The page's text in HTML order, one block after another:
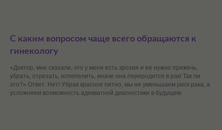
С каким вопросом чаще всего обращаются к
гинекологу
«Доктор, мне сказали, что у меня есть эрозия и ее нужно прижечь,
убрать, отрезать, испепелить, иначе она переродится в рак! Так ли
это?» Ответ: Нет! Убрав красное пятно, мы не уменьшаем риск рака, а
усложняем возможность адекватной диагностики в будущем.